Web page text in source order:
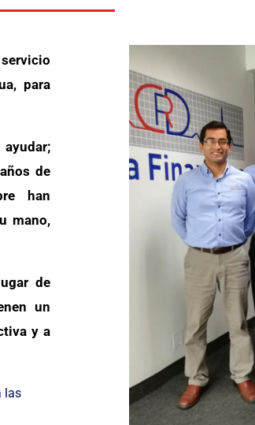
para
de
han
mano,
de
un
y a
las